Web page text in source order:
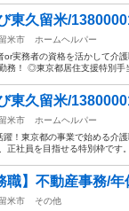
東久留米/
米市
ホームヘルパー
実務者の資格を活かして介
！ ◎東京都居住支援特別手
東久留米/
米市
ホームヘルパー
！東京都の事業で始める介
正社員を目指せる特別枠です
職】不動産事務/
米市
その他